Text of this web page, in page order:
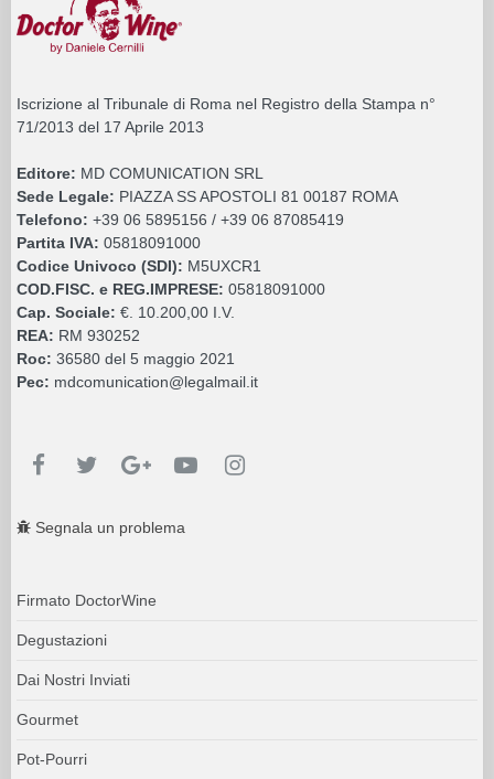
Iscrizione al Tribunale di Roma nel Registro della Stampa n°
71/2013 del 17 Aprile 2013
Editore: MD COMUNICATION SRL
Sede Legale: PIAZZA SS APOSTOLI 81 00187 ROMA
Telefono: +39 06 5895156 / +39 06 87085419
Partita IVA: 05818091000
Codice Univoco (SDI): M5UXCR1
COD.FISC. e REG.IMPRESE: 05818091000
Cap. Sociale: €. 10.200,00 I.V.
REA: RM 930252
Roc: 36580 del 5 maggio 2021
Pec: mdcomunication@legalmail.it
Segnala un problema
Firmato DoctorWine
Degustazioni
Dai Nostri Inviati
Gourmet
Pot-Pourri